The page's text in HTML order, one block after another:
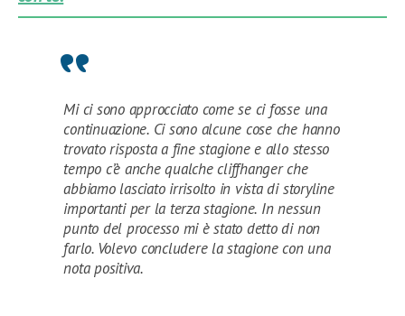
Mi ci sono approcciato come se ci fosse una
continuazione. Ci sono alcune cose che hanno
trovato risposta a fine stagione e allo stesso
tempo c’è anche qualche cliffhanger che
abbiamo lasciato irrisolto in vista di storyline
importanti per la terza stagione. In nessun
punto del processo mi è stato detto di non
farlo. Volevo concludere la stagione con una
nota positiva.